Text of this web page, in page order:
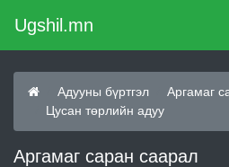
Ugshil.mn
Адууны бүртгэл
Аргамаг
Цусан төрлийн адуу
Аргамаг саран саарал